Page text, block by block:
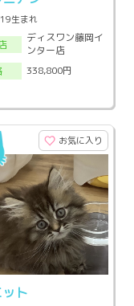
生まれ
ディスワン藤岡イ
ンター店
338,800円
お気に入り
ト